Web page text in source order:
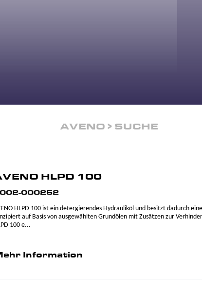
AVENO SUCHE
HLPD 100
000252
HLPD 100 ist ein detergierendes Hydrauliköl und besitzt dadurch
auf Basis von ausgewählten Grundölen mit Zusätzen zur
100 e...
Information